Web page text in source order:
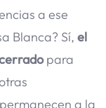
a ese
Blanca? Sí, el
para
a la